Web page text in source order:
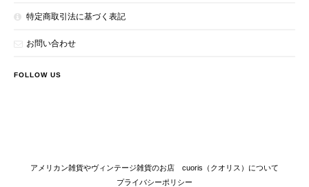
特定商取引法に基づく表記
お問い合わせ
FOLLOW US
アメリカン雑貨やヴィンテージ雑貨のお店 cuoris（クオリス）について
プライバシーポリシー